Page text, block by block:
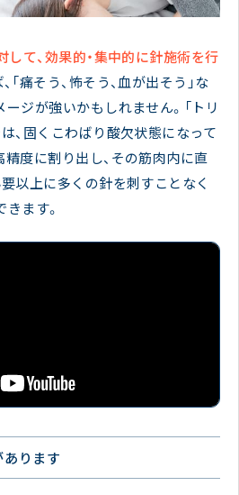
して、効果的・集中的に針施術を行
「痛そう、怖そう、血が出そう」な
ジが強いかもしれません。「トリ
、固くこわばり酸欠状態になって
度に割り出し、その筋肉内に直
以上に多くの針を刺すことなく
ます。
あります